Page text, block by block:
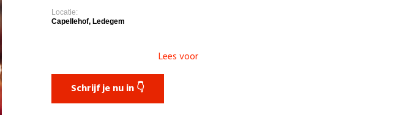
Locatie:
Capellehof, Ledegem
Lees voor
Schrijf je nu in 👇